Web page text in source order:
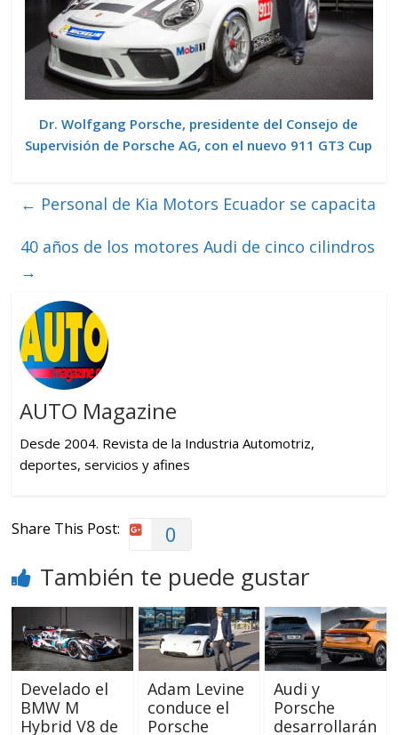
Dr. Wolfgang Porsche, presidente del Consejo de
Supervisión de Porsche AG, con el nuevo 911 GT3 Cup
← Personal de Kia Motors Ecuador se capacita
40 años de los motores Audi de cinco cilindros
→
AUTO Magazine
Desde 2004. Revista de la Industria Automotriz,
deportes, servicios y afines
Share This Post: 0
También te puede gustar
Develado el
BMW M
Hybrid V8 de
Adam Levine
conduce el
Porsche
Audi y
Porsche
desarrollarán